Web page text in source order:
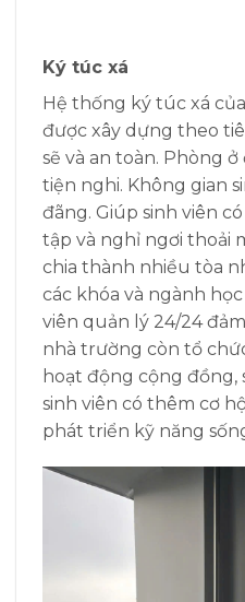
Ký túc xá
Hệ thống ký túc xá
được xây dựng theo
sẽ và an toàn. Phòng
tiện nghi. Không gian
đãng. Giúp sinh viên
tập và nghỉ ngơi thoải
chia thành nhiều tòa
các khóa và ngành
viên quản lý 24/24
nhà trường còn tổ
hoạt động cộng đồng,
sinh viên có thêm cơ
phát triển kỹ năng